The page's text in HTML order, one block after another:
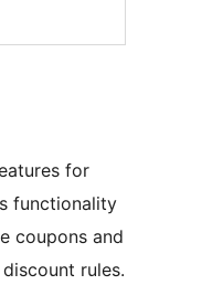
for
functionality
coupons and
rules.